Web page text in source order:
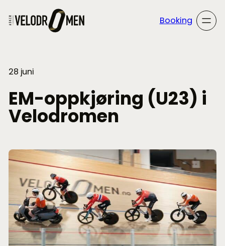
innhold
Booking
28 juni
EM-oppkjøring (U23) i
Velodromen